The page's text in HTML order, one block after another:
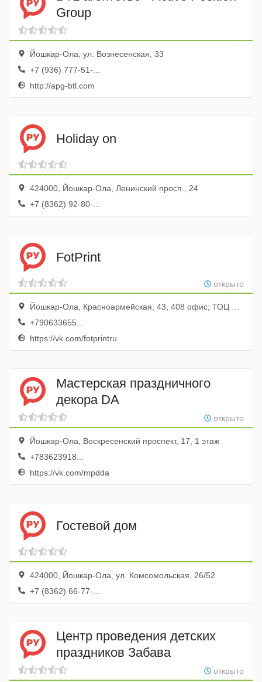
Group
Йошкар-Ола, ул. Вознесенская, 33
+7 (936) 777-51-...
http://apg-btl.com
Holiday on
424000, Йошкар-Ола, Ленинский просп., 24
+7 (8362) 92-80-...
FotPrint
открыто
Йошкар-Ола, Красноармейская, 43, 408 офис; ТОЦ Дом Быта
+790633655...
https://vk.com/fotprintru
Мастерская праздничного
декора DA
открыто
Йошкар-Ола, Воскресенский проспект, 17, 1 этаж
+783623918...
https://vk.com/mpdda
Гостевой дом
424000, Йошкар-Ола, ул. Комсомольская, 26/52
+7 (8362) 66-77-...
Центр проведения детских
праздников Забава
открыто